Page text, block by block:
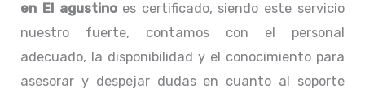
en El agustinoes certificado, siendo este servicio
nuestro fuerte, contamos con el personal
adecuado, la disponibilidad y el conocimiento para
asesorar y despejar dudas en cuanto al soporte